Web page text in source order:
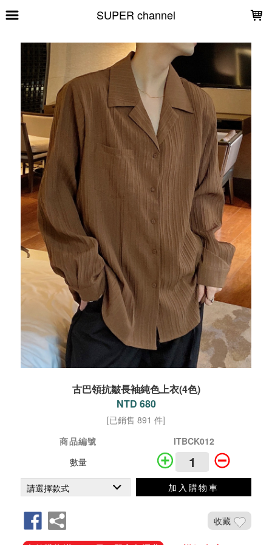
SUPER channel
古巴領抗皺長袖純色上衣(4色)
NTD 680
[已銷售 891 件]
商品編號
ITBCK012
數量
加入購物車
收藏